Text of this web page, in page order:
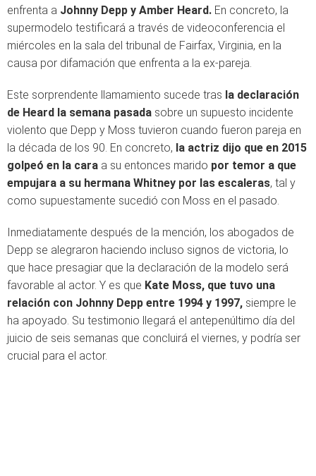
enfrenta a Johnny Depp y Amber Heard. En concreto, la
supermodelo testificará a través de videoconferencia el
miércoles en la sala del tribunal de Fairfax, Virginia, en la
causa por difamación que enfrenta a la ex-pareja.
Este sorprendente llamamiento sucede tras la declaración
de Heard la semana pasada sobre un supuesto incidente
violento que Depp y Moss tuvieron cuando fueron pareja en
la década de los 90. En concreto, la actriz dijo que en 2015
golpeó en la cara a su entonces marido por temor a que
empujara a su hermana Whitney por las escaleras, tal y
como supuestamente sucedió con Moss en el pasado.
Inmediatamente después de la mención, los abogados de
Depp se alegraron haciendo incluso signos de victoria, lo
que hace presagiar que la declaración de la modelo será
favorable al actor. Y es que Kate Moss, que tuvo una
relación con Johnny Depp entre 1994 y 1997, siempre le
ha apoyado. Su testimonio llegará el antepenúltimo día del
juicio de seis semanas que concluirá el viernes, y podría ser
crucial para el actor.